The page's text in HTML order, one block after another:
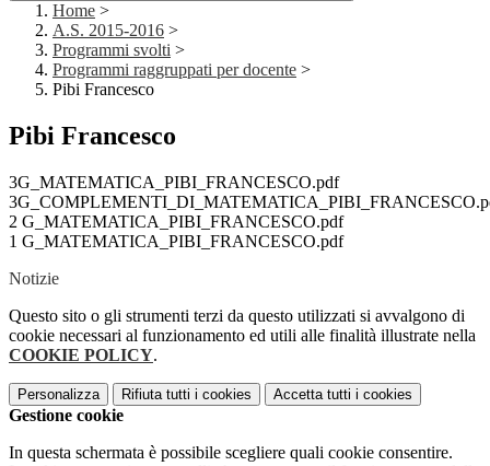
Home >
A.S. 2015-2016 >
Programmi svolti >
Programmi raggruppati per docente >
Pibi Francesco
Pibi Francesco
3G_MATEMATICA_PIBI_FRANCESCO.pdf
2 G_MATEMATICA_PIBI_FRANCESCO.pdf
1 G_MATEMATICA_PIBI_FRANCESCO.pdf
Notizie
Questo sito o gli strumenti terzi da questo utilizzati si avvalgono di
cookie necessari al funzionamento ed utili alle finalità illustrate nella
COOKIE POLICY.
Personalizza Rifiuta tutti i cookies Accetta tutti i cookies
Gestione cookie
In questa schermata è possibile scegliere quali cookie consentire.